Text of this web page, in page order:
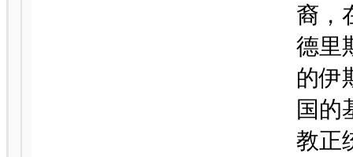
裔，
德里
的伊
国的
教正